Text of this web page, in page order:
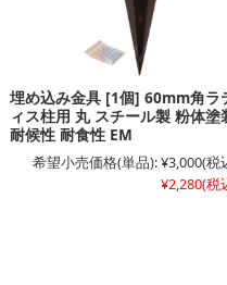
埋め込み金具 [1個] 60mm角ラ
ィス柱用 丸 スチール製 粉体塗
耐候性 耐食性 EM
希望小売価格(単品):¥3,000(税
¥2,280(税